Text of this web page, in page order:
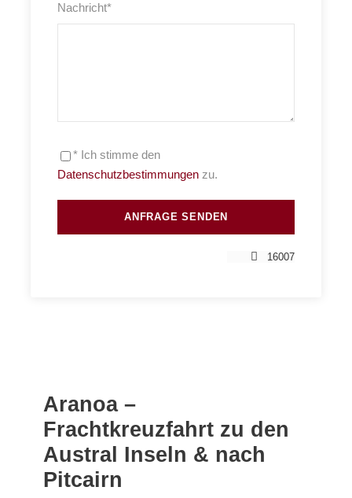
Nachricht*
* Ich stimme den
Datenschutzbestimmungen zu.
16007
Aranoa –
Frachtkreuzfahrt zu den
Austral Inseln & nach
Pitcairn